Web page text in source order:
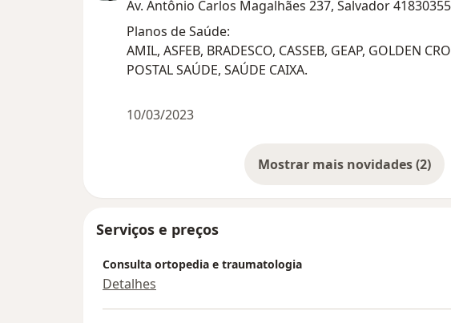
Av. Antônio Carlos Magalhães 237, Salvador 41830355
Planos de Saúde:
AMIL, ASFEB, BRADESCO, CASSEB, GEAP, GOLDEN
POSTAL SAÚDE, SAÚDE CAIXA.
10/03/2023
Mostrar mais novidades (2)
Serviços e preços
Consulta ortopedia e traumatologia
Detalhes